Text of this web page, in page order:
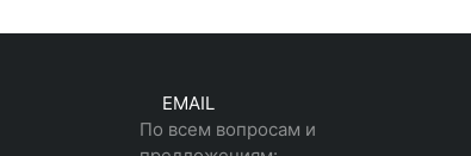
EMAIL
По всем вопросам и